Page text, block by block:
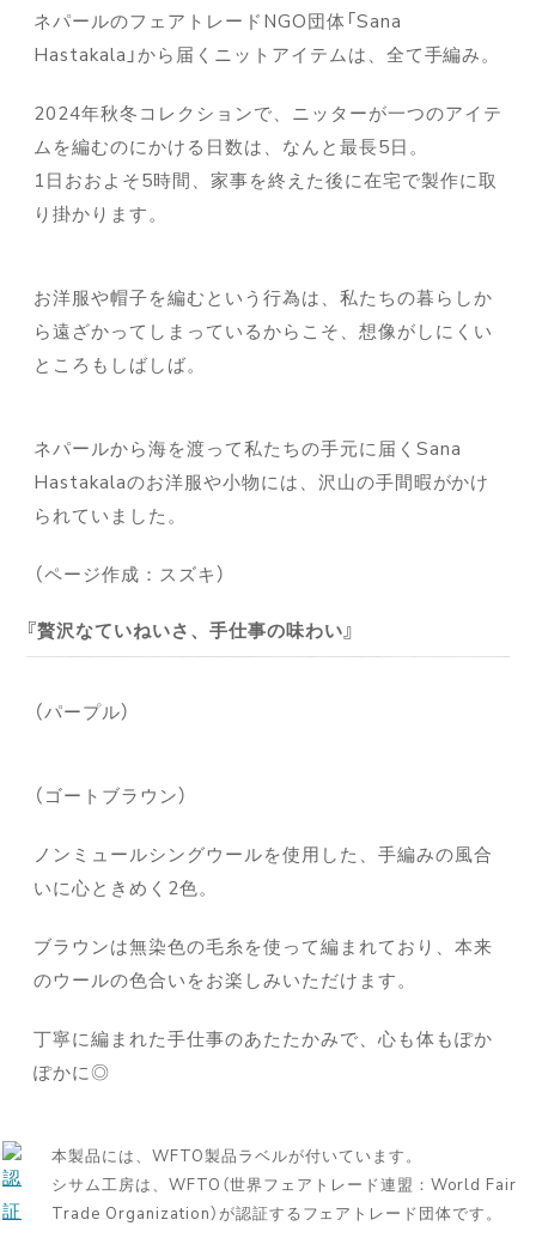
ネパールのフェアトレードNGO団体「Sana
Hastakala」から届くニットアイテムは、全て手編み。
2024年秋冬コレクションで、ニッターが一つのアイテ
ムを編むのにかける日数は、なんと最長5日。
1日おおよそ5時間、家事を終えた後に在宅で製作に取
り掛かります。
お洋服や帽子を編むという行為は、私たちの暮らしか
ら遠ざかってしまっているからこそ、想像がしにくい
ところもしばしば。
ネパールから海を渡って私たちの手元に届くSana
Hastakalaのお洋服や小物には、沢山の手間暇がかけ
られていました。
（ページ作成：スズキ）
贅沢なていねいさ、手仕事の味わい
（パープル）
（ゴートブラウン）
ノンミュールシングウールを使用した、手編みの風合
いに心ときめく2色。
ブラウンは無染色の毛糸を使って編まれており、本来
のウールの色合いをお楽しみいただけます。
丁寧に編まれた手仕事のあたたかみで、心も体もぽか
ぽかに◎
本製品には、WFTO製品ラベルが付いています。
シサム工房は、WFTO（世界フェアトレード連盟：World Fair
Trade Organization）が認証するフェアトレード団体です。